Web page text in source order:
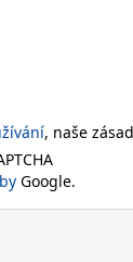
, naše
Google.